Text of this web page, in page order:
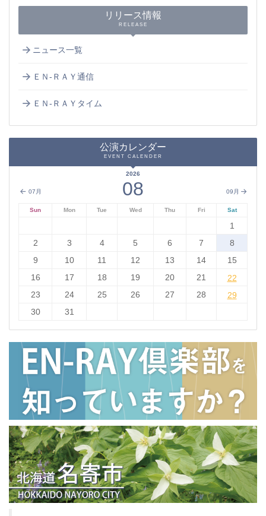
リリース情報
RELEASE
ニュース一覧
ＥＮ-ＲＡＹ通信
ＥＮ-ＲＡＹタイム
公演カレンダー
EVENT CALENDER
07月 09月
2026
08
Sun Mon Tue Wed Thu Fri Sat
1
2
3 4 5 6 7
8
9
10 11 12 13 14
15
16
17 18 19 20 21 22
22
23
24 25 26 27 28 29
29
30
31